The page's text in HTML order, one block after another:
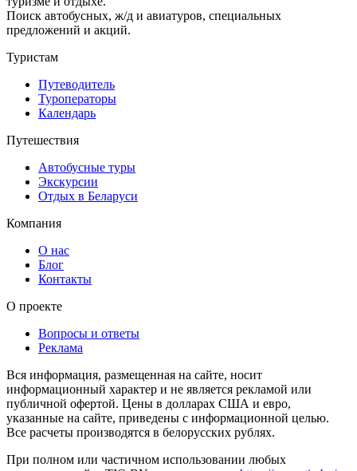
Поиск автобусных, ж/д и авиатуров, специальных
предложений и акций.
Туристам
Путеводитель
Туроператоры
Календарь
Путешествия
Автобусные туры
Экскурсии
Отдых в Беларуси
Компания
О нас
Блог
Контакты
О проекте
Вопросы и ответы
Реклама
Вся информация, размещенная на сайте, носит
информационный характер и не является рекламой или
публичной офертой. Цены в долларах США и евро,
указанные на сайте, приведены с информационной целью.
Все расчеты производятся в белорусских рублях.
При полном или частичном использовании любых